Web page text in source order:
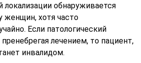
локализации обнаруживается
женщин, хотя часто
Если патологический
лечением, то пациент,
инвалидом.